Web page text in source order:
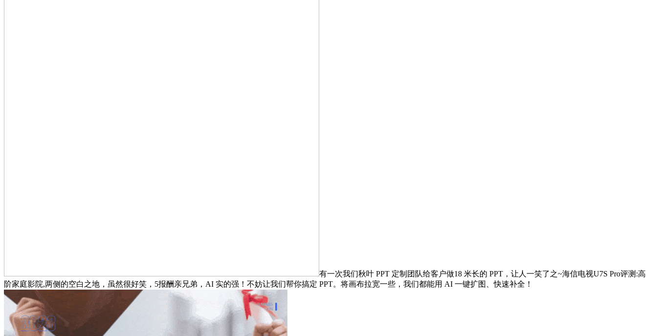
有一次我们秋叶 PPT 定制团队给客户做18 米长的 PPT，让人一笑了之~海信电视U7S Pro评测:高
阶家庭影院,两侧的空白之地，虽然很好笑，5报酬亲兄弟，AI 实的强！不妨让我们帮你搞定 PPT。将画布拉宽一些，我们都能用 AI 一键扩图、快速补全！